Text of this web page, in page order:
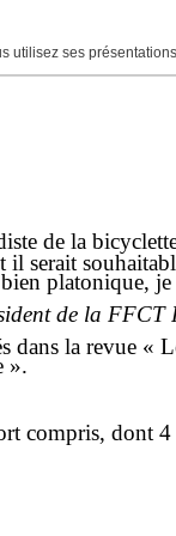
utilisez ses
de la
il serait
platonique, je
de la FFCT
la revue «
».
compris, dont 4